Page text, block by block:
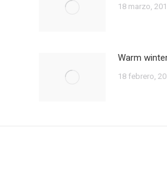
18 marzo,
Warm
18 febrero,